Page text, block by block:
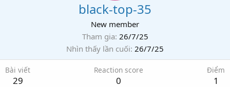
black-top-35
New member
Tham gia 26/7/25
Nhìn thấy lần cuối 26/7/25
Bài viết
29
Reaction score
0
Điểm
1